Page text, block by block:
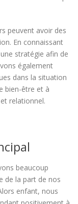
peuvent avoir des
En connaissant
stratégie afin de
également
dans la situation
bien-être et à
relationnel.
beaucoup
de la part de nos
enfant, nous